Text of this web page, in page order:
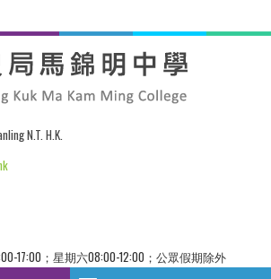
N.T. H.K.
17:00；星期六08:00-12:00；公眾假期除外